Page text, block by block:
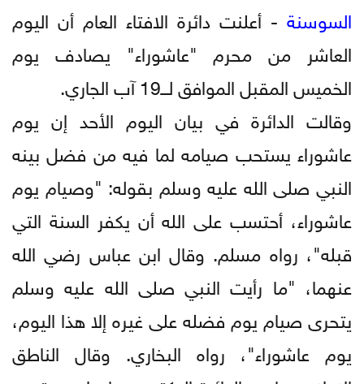
السوسنة - أعلنت دائرة الافتاء العام أن اليوم
العاشر من محرم "عاشوراء" يصادف يوم
الخميس المقبل الموافق لـــ19 آب الجاري.
وقالت الدائرة في بيان اليوم الأحد إن يوم
عاشوراء يستحب صيامه لما فيه من فضل بينه
النبي صلى الله عليه وسلم بقوله: "وصيام يوم
عاشوراء، أحتسب على الله أن يكفر السنة التي
قبله"، رواه مسلم. وقال ابن عباس رضي الله
عنهما، "ما رأيت النبي صلى الله عليه وسلم
يتحرى صيام يوم فضله على غيره إلا هذا اليوم،
يوم عاشوراء"، رواه البخاري. وقال الناطق